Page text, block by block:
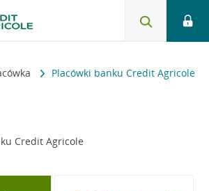
Placówki banku Credit Agricole
Credit Agricole